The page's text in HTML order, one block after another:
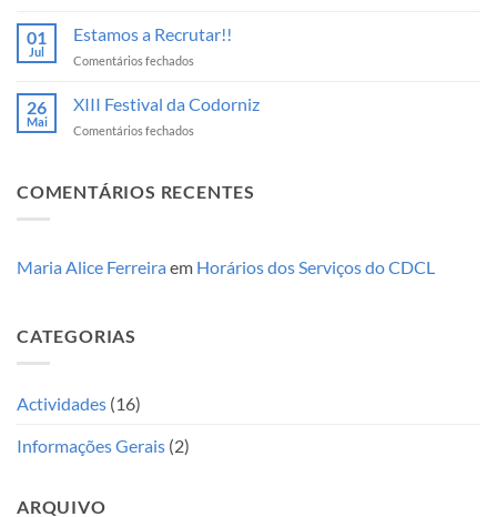
no
de
|
2026-
01
Jul
Estamos a Recrutar!!
Comentários fechados
a
26
Mai
XIII Festival da Codorniz
Comentários fechados
da
COMENTÁRIOS RECENTES
Maria Alice Ferreiraem Horários dos Serviços do CDCL
CATEGORIAS
Actividades (16)
Informações Gerais (2)
ARQUIVO